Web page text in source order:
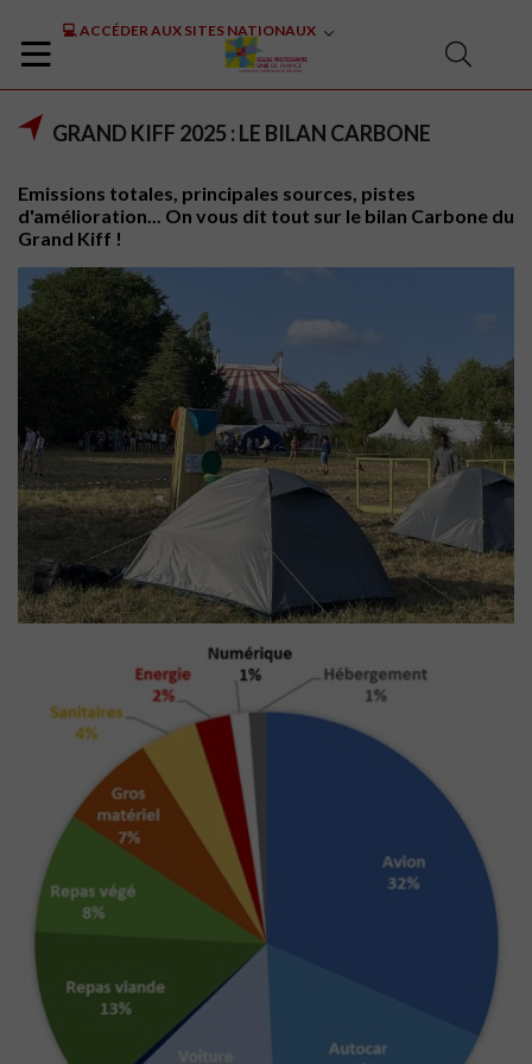
💻 ACCÉDER AUX SITES NATIONAUX
GRAND KIFF 2025 : LE BILAN CARBONE
Emissions totales, principales sources, pistes
d'amélioration... On vous dit tout sur le bilan Carbone du
Grand Kiff !